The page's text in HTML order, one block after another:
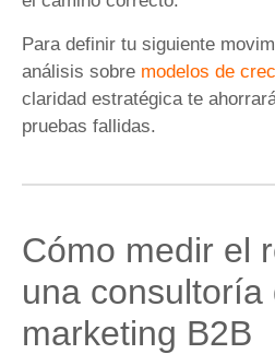
Para definir tu siguiente
análisis sobre modelos de
claridad estratégica te
pruebas fallidas.
Cómo medir el
una consultoría
marketing B2B